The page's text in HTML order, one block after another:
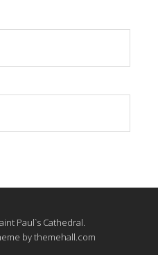
Paul`s Cathedral.
by themehall.com